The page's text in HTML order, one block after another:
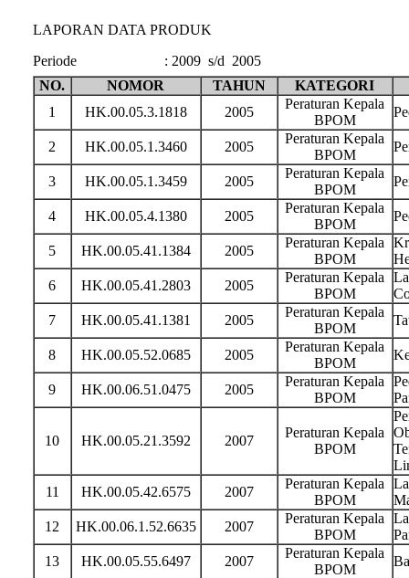
LAPORAN DATA PRODUK
Periode
: 2009 s/d 2005
NO.
NOMOR TAHUN
KATEGORI
1
HK.00.05.3.1818 2005
Peraturan Kepala
BPOM
2 HK.00.05.1.3460 2005
Peraturan Kepala
BPOM
3 HK.00.05.1.3459 2005
Peraturan Kepala
BPOM
4 HK.00.05.4.1380 2005
Peraturan Kepala
BPOM
5 HK.00.05.41.1384 2005
Peraturan Kepala
BPOM
6
HK.00.05.41.2803 2005
Peraturan Kepala
BPOM
7
HK.00.05.41.1381 2005
Peraturan Kepala
BPOM
8 HK.00.05.52.0685 2005
Peraturan Kepala
BPOM
9 HK.00.06.51.0475 2005
Peraturan Kepala
BPOM
10 HK.00.05.21.3592 2007
Peraturan Kepala
BPOM
11
HK.00.05.42.6575 2007
Peraturan Kepala
BPOM
12
HK.00.06.1.52.6635 2007
Peraturan Kepala
BPOM
13
HK.00.05.55.6497 2007
Peraturan Kepala
BPOM